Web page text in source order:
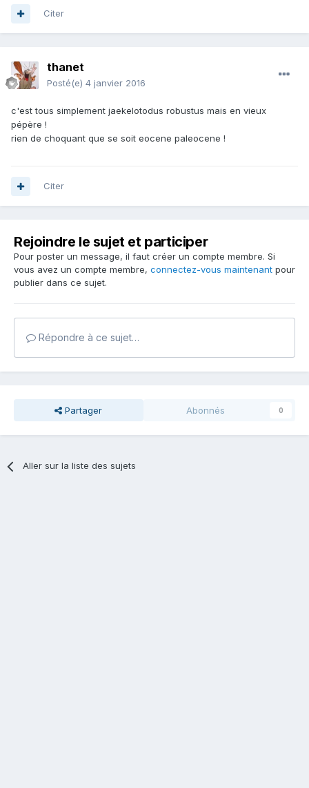
Citer
thanet
Posté(e) 4 janvier 2016
c'est tous simplement jaekelotodus robustus mais en vieux
pépère !
rien de choquant que se soit eocene paleocene !
Citer
Rejoindre le sujet et participer
Pour poster un message, il faut créer un compte membre. Si
vous avez un compte membre, connectez-vous maintenant pour
publier dans ce sujet.
Répondre à ce sujet…
Partager Abonnés 0
Aller sur la liste des sujets